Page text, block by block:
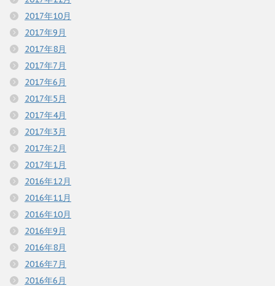
2017年10月
2017年9月
2017年8月
2017年7月
2017年6月
2017年5月
2017年4月
2017年3月
2017年2月
2017年1月
2016年12月
2016年11月
2016年10月
2016年9月
2016年8月
2016年7月
2016年6月